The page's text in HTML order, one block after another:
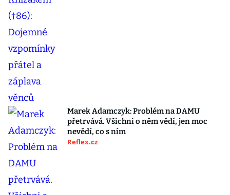
Marek Adamczyk: Problém na DAMU
přetrvává. Všichni o něm vědí, jen moc
nevědí, co s ním
Reflex.cz